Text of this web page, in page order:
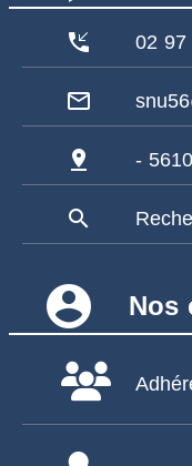
phone_callback 02 97
mail_outline
pin_drop -
search
account_circle Nos